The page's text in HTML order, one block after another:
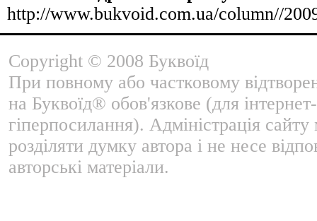
http://www.bukvoid.com.ua/column//
Copyright © 2008 Буквоїд
При повному або частковому
на Буквоїд® обов'язкове (для
гіперпосилання). Адміністрація
розділяти думку автора і не несе
авторські матеріали.